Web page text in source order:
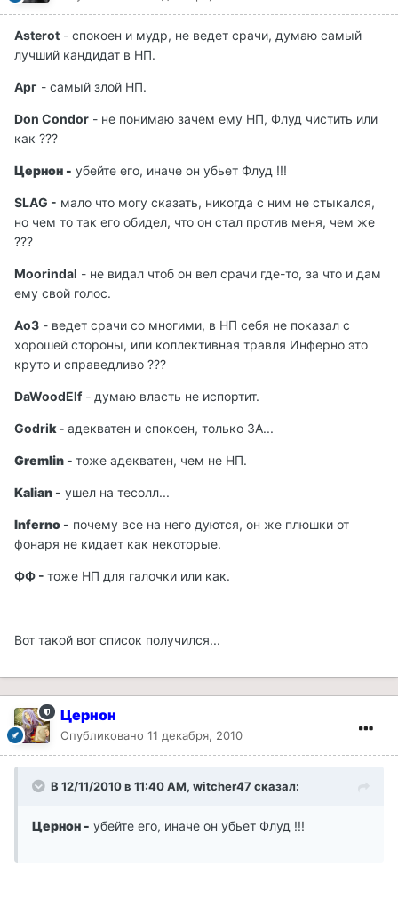
Asterot - спокоен и мудр, не ведет срачи, думаю самый
лучший кандидат в НП.
Арг - самый злой НП.
Don Condor - не понимаю зачем ему НП, Флуд чистить или
как ???
Цернон - убейте его, иначе он убьет Флуд !!!
SLAG - мало что могу сказать, никогда с ним не стыкался,
но чем то так его обидел, что он стал против меня, чем же
???
Moorindal - не видал чтоб он вел срачи где-то, за что и дам
ему свой голос.
AоЗ - ведет срачи со многими, в НП себя не показал с
хорошей стороны, или коллективная травля Инферно это
круто и справедливо ???
DaWoodElf- думаю власть не испортит.
Godrik- адекватен и спокоен, только ЗА...
Gremlin - тоже адекватен, чем не НП.
Kalian - ушел на тесолл...
Inferno - почему все на него дуются, он же плюшки от
фонаря не кидает как некоторые.
ФФ - тоже НП для галочки или как.
Вот такой вот список получился...
Цернон
Опубликовано 11 декабря, 2010
В 12/11/2010 в 11:40 AM, witcher47 сказал:
Цернон - убейте его, иначе он убьет Флуд !!!